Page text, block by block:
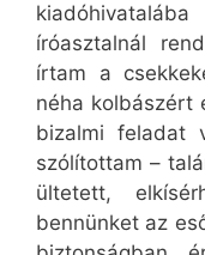
íróasztalnál
írtam a
néha kolbászért
bizalmi feladat
szólítottam –
ültetett,
bennünket az